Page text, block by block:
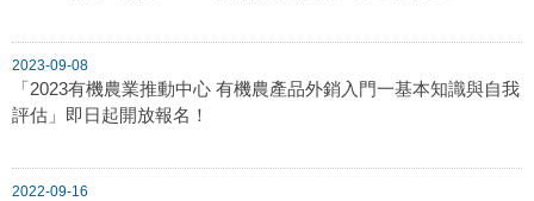
2023-09-08
「2023有機農業推動中心 有機農產品外銷入門一基本知識與自我
評估」即日起開放報名！
2022-09-16